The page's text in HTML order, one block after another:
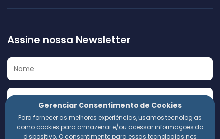
Assine nossa Newsletter
Eu concordo em receber a Newsletter e outros materiais
informativos da 360 Compliance. Estou ciente de que
Gerenciar Consentimento de Cookies
Para fornecer as melhores experiências, usamos tecnologias
como cookies para armazenar e/ou acessar informações do
dispositivo. O consentimento para essas tecnologias nos